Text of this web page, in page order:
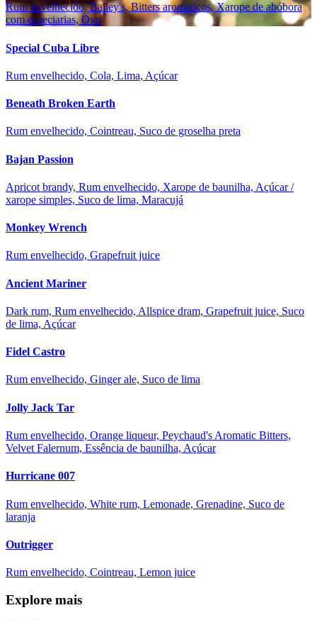
Rum envelhecido, Bailey's, Bitters aromáticos, Xarope de abóbora
com especiarias, Ovo
Special Cuba Libre
Rum envelhecido, Cola, Lima, Açúcar
Beneath Broken Earth
Rum envelhecido, Cointreau, Suco de groselha preta
Bajan Passion
Apricot brandy, Rum envelhecido, Xarope de baunilha, Açúcar /
xarope simples, Suco de lima, Maracujá
Monkey Wrench
Rum envelhecido, Grapefruit juice
Ancient Mariner
Dark rum, Rum envelhecido, Allspice dram, Grapefruit juice, Suco
de lima, Açúcar
Fidel Castro
Rum envelhecido, Ginger ale, Suco de lima
Jolly Jack Tar
Rum envelhecido, Orange liqueur, Peychaud's Aromatic Bitters,
Velvet Falernum, Essência de baunilha, Açúcar
Hurricane 007
Rum envelhecido, White rum, Lemonade, Grenadine, Suco de
laranja
Outrigger
Rum envelhecido, Cointreau, Lemon juice
Explore mais